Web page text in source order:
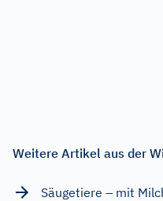
Weitere Artikel aus der
Säugetiere – mit